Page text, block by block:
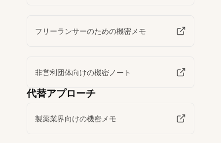
フリーランサーのための機密メモ
非営利団体向けの機密ノート
代替アプローチ
製薬業界向けの機密メモ